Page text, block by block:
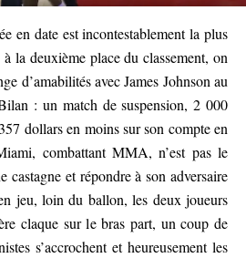
en date est incontestablement la plus
la deuxième place du classement, on
d’amabilités avec James Johnson au
: un match de suspension, 2 000
dollars en moins sur son compte en
combattant MMA, n’est pas le
castagne et répondre à son adversaire
jeu, loin du ballon, les deux joueurs
claque sur le bras part, un coup de
s’accrochent et heureusement les